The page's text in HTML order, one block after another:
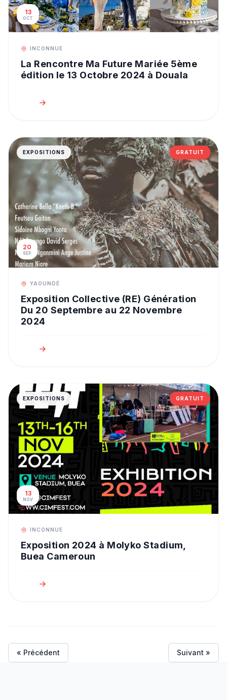
13
OCT
INCONNUE
La Rencontre Ma Future Mariée 5ème
édition le 13 Octobre 2024 à Douala
EXPOSITIONS GRATUIT
20
SEP
YAOUNDÉ
Exposition Collective (RE) Génération
Du 20 Septembre au 22 Novembre
2024
EXPOSITIONS GRATUIT
13
NOV
INCONNUE
Exposition 2024 à Molyko Stadium,
Buea Cameroun
« Précédent Suivant »